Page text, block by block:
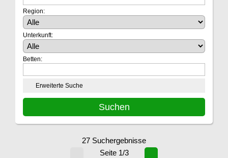
Region:
Unterkunft:
Betten:
Erweiterte Suche
27 Suchergebnisse
Seite 1/3